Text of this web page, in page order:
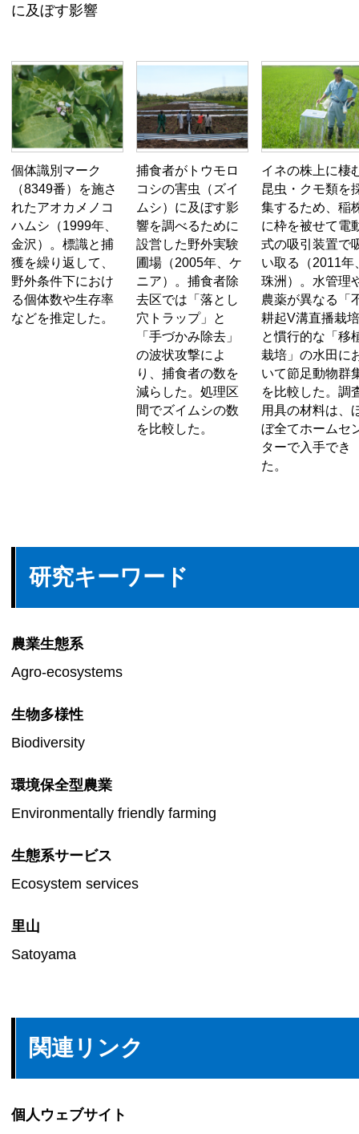
に及ぼす影響
個体識別マーク
（8349番）を施さ
れたアオカメノコ
ハムシ（1999年、
金沢）。標識と捕
獲を繰り返して、
野外条件下におけ
る個体数や生存率
などを推定した。
捕食者がトウモロ
コシの害虫（ズイ
ムシ）に及ぼす影
響を調べるために
設営した野外実験
圃場（2005年、ケ
ニア）。捕食者除
去区では「落とし
穴トラップ」と
「手づかみ除去」
の波状攻撃によ
り、捕食者の数を
減らした。処理区
間でズイムシの数
を比較した。
イネの株上に棲
昆虫・クモ類を
集するため、稲
に枠を被せて電
式の吸引装置で
い取る（2011年
珠洲）。水管理
農薬が異なる「
耕起V溝直播栽
と慣行的な「移
栽培」の水田に
いて節足動物群
を比較した。調
用具の材料は、
ぼ全てホームセ
ターで入手でき
た。
研究キーワード
農業生態系
Agro-ecosystems
生物多様性
Biodiversity
環境保全型農業
Environmentally friendly farming
生態系サービス
Ecosystem services
里山
Satoyama
関連リンク
個人ウェブサイト